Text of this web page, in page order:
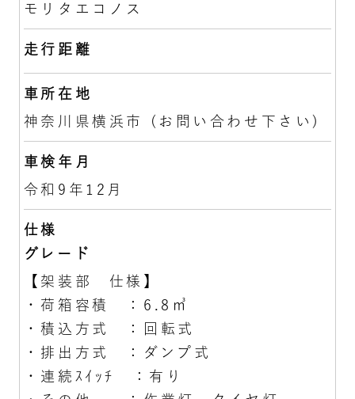
モリタエコノス
走行距離
車所在地
神奈川県横浜市 (お問い合わせ下さい)
車検年月
令和9年12月
仕様
グレード
【架装部 仕様】
・荷箱容積 ：6.8㎥
・積込方式 ：回転式
・排出方式 ：ダンプ式
・連続ｽｲｯﾁ ：有り